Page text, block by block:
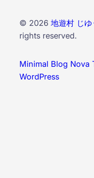
© 2026 地遊村 じ
rights reserved.
Minimal Blog Nova
WordPress